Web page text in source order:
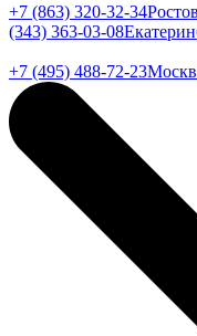
+7 (863) 320-32-34
(343) 363-03-08
+7 (495) 488-72-23